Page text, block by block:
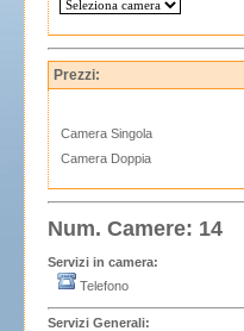
Prezzi:
Camera Singola
Camera Doppia
Num. Camere: 14
Servizi in camera:
Telefono
Servizi Generali: